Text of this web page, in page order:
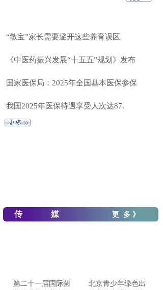
“敏宝”家长需要避开这些养育误区
《中医药振兴发展“十五五”规划》发布
国家医保局：2025年全国基本医保参保
我国2025年医保待遇享受人次达87.
传 媒 更 多 》
第二十一届国际菌
北京青少年绿色出